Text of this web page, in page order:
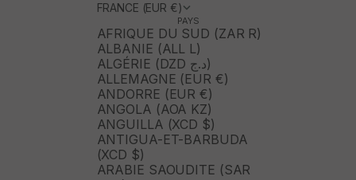
FRANCE (EUR €)
PAYS
AFRIQUE DU SUD (ZAR R)
ALBANIE (ALL L)
ALGÉRIE (DZD د.ج)
ALLEMAGNE (EUR €)
ANDORRE (EUR €)
ANGOLA (AOA KZ)
ANGUILLA (XCD $)
ANTIGUA-ET-BARBUDA
(XCD $)
ARABIE SAOUDITE (SAR